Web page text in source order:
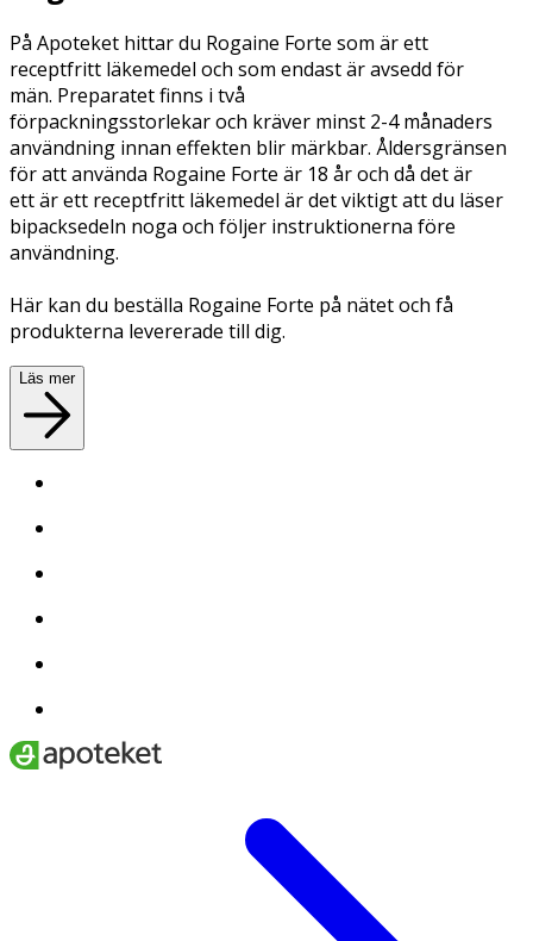
På Apoteket hittar du Rogaine Forte som är ett
receptfritt läkemedel och som endast är avsedd för
män. Preparatet finns i två
förpackningsstorlekar och kräver minst 2-4 månaders
användning innan effekten blir märkbar. Åldersgränsen
för att använda Rogaine Forte är 18 år och då det är
ett är ett receptfritt läkemedel är det viktigt att du läser
bipacksedeln noga och följer instruktionerna före
användning.
Här kan du beställa Rogaine Forte på nätet och få
produkterna levererade till dig.
Läs mer